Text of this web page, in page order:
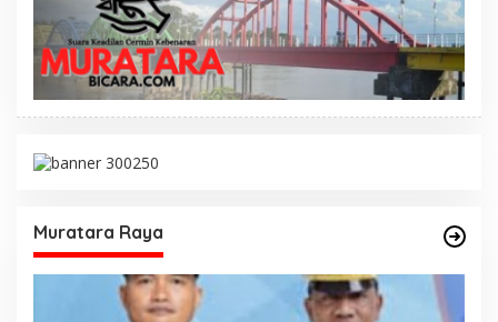
Muratara Raya